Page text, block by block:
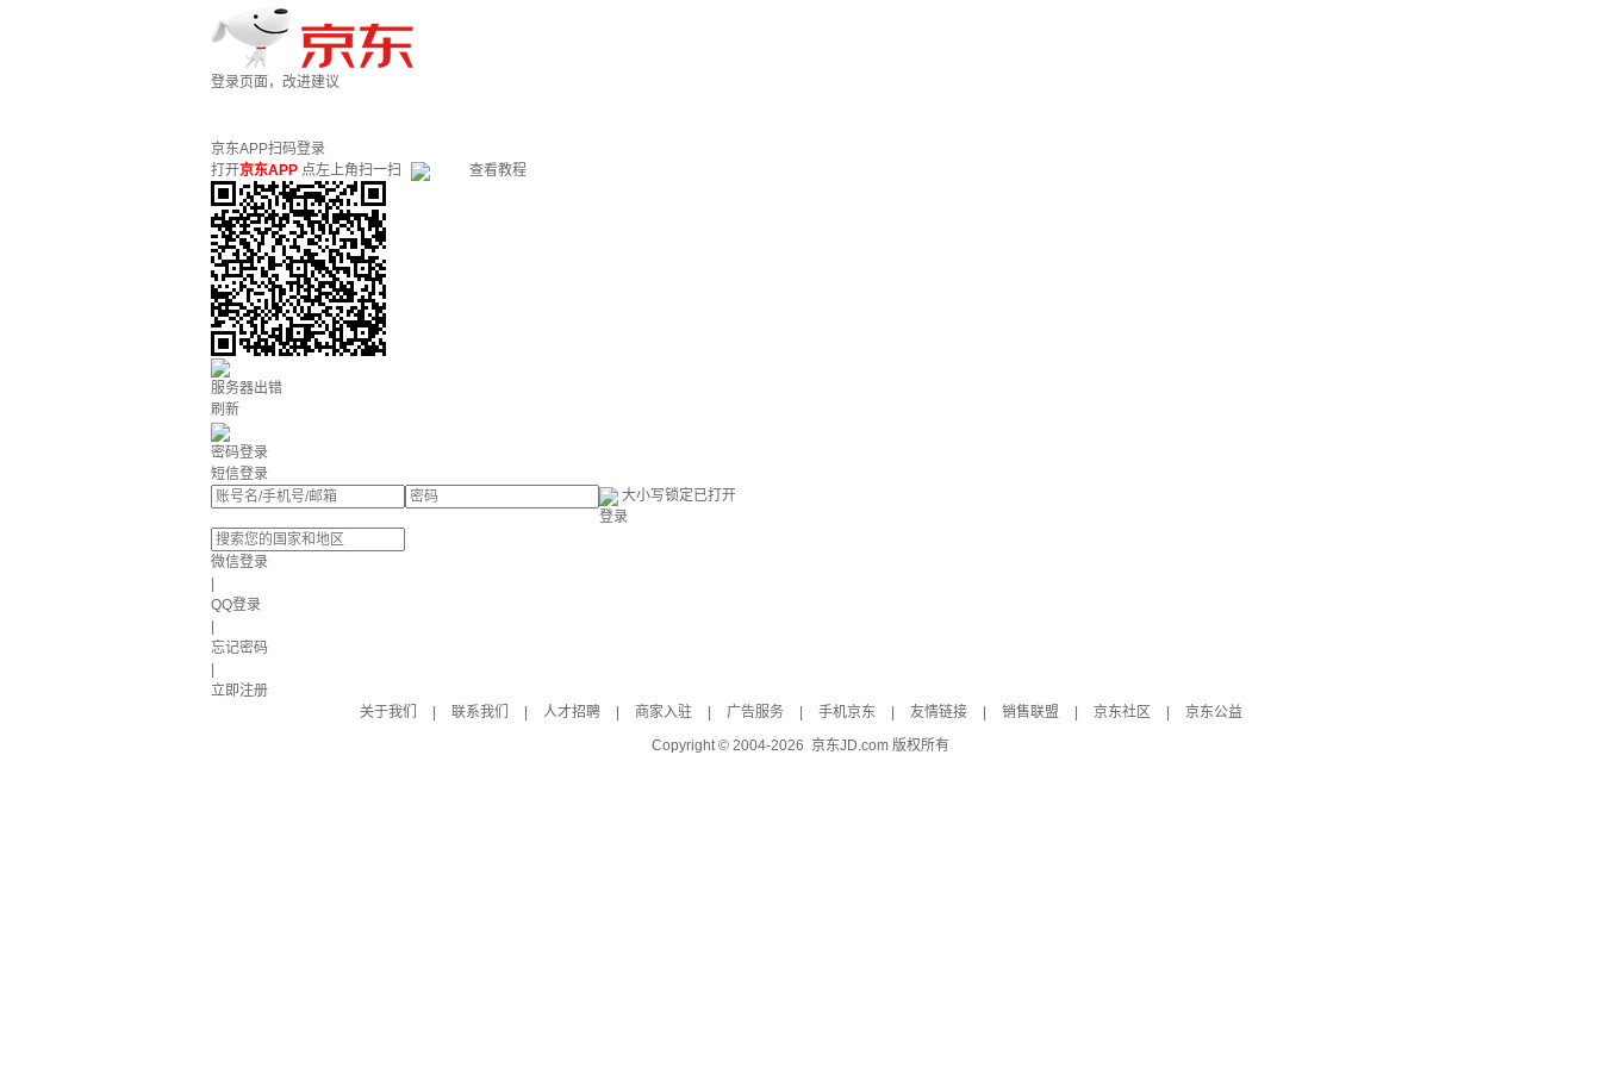
登录页面，改进建议
京东APP扫码登录
打开京东APP 点左上角扫一扫 查看教程
服务器出错
刷新
密码登录
短信登录
大小写锁定已打开
登录
微信登录
QQ登录
忘记密码
立即注册
关于我们
联系我们 人才招聘 商家入驻 广告服务 手机京东 友情链接 销售联盟 京东社区
京东公益
Copyright © 2004-2026 京东JD.com 版权所有